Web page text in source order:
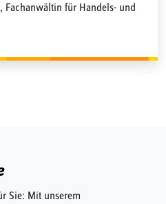
Fachanwältin für Handels- und
Sie: Mit unserem